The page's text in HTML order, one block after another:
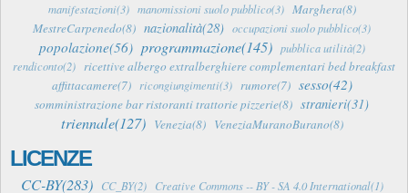
manifestazioni(3) manomissioni suolo pubblico(3) Marghera(8)
MestreCarpenedo(8) nazionalità(28) occupazioni suolo pubblico(3)
popolazione(56) programmazione(145) pubblica utilità(2)
rendiconto(2) ricettive albergo extralberghiere complementari bed breakfast
affittacamere(7)
ricongiungimenti(3) rumore(7) sesso(42)
somministrazione bar ristoranti trattorie pizzerie(8) stranieri(31)
triennale(127) Venezia(8) VeneziaMuranoBurano(8)
LICENZE
CC-BY(283) CC_BY(2)
Creative Commons -- BY - SA 4.0 International(1)